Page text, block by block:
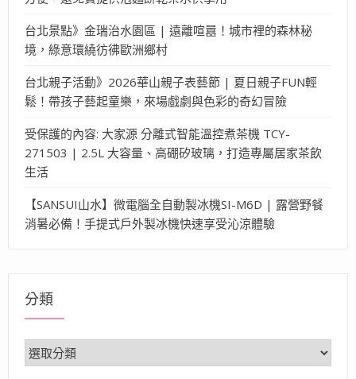
台北景點》金瑞治水園區 | 遠離喧囂！城市裡的森林秘
境，綠意環繞彷彿歐洲鄉村
台北親子活動》2026華山親子表藝節 | 夏日親子FUN輕
鬆！帶孩子藝起童樂，來場戲劇與色彩的奇幻冒險
受保護的內容: 大家源 分離式智能溫控煮茶機 TCY-
271503 | 2.5L 大容量、高硼矽玻璃，打造專屬居家茶飲
生活
【SANSUI山水】微電腦全自動製冰機SI-M6D | 露營野餐
消暑必備！手提式戶外製冰機快速享受沁涼體驗
分類
分
類